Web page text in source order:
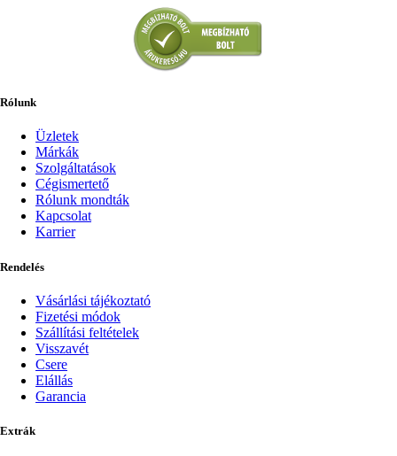
Rólunk
Üzletek
Márkák
Szolgáltatások
Cégismertető
Rólunk mondták
Kapcsolat
Karrier
Rendelés
Vásárlási tájékoztató
Fizetési módok
Szállítási feltételek
Visszavét
Csere
Elállás
Garancia
Extrák